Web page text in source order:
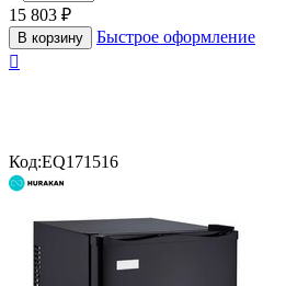
15 803 ₽
В корзину
Быстрое оформление

Код:EQ171516